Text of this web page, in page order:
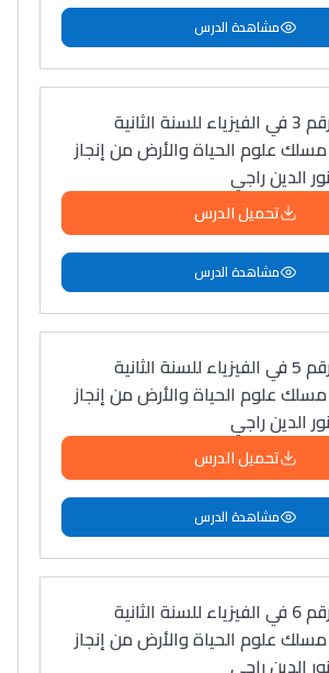
الناس
من الدّاخل
بشرى
مسارها
- مترجم
فمجال
مع المختصّة
فتيشي،
الديكور و
يحيي
و سنة
بزّاف، مسار
إطار
العمل
مامودو
مشاهدة الدرس
ملخص رقم 3 في الفيزياء للسنة الثانية
مسلك علوم الحياة والأرض من إنجاز
الدين راجي
تحميل الدرس
مشاهدة الدرس
ملخص رقم 5 في الفيزياء للسنة الثانية
مسلك علوم الحياة والأرض من إنجاز
الدين راجي
تحميل الدرس
مشاهدة الدرس
ملخص رقم 6 في الفيزياء للسنة الثانية
مسلك علوم الحياة والأرض من إنجاز
الدين راجي